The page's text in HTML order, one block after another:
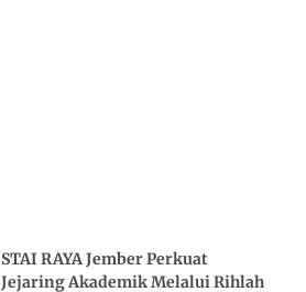
STAI RAYA Jember Perkuat
Jejaring Akademik Melalui Rihlah